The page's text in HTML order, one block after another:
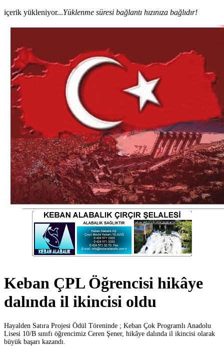
içerik yükleniyor...Yüklenme süresi bağlantı hızınıza bağlıdır!
Keban ÇPL Öğrencisi hikâye
dalında il ikincisi oldu
Hayalden Satıra Projesi Ödül Töreninde ; Keban Çok Programlı Anadolu
Lisesi 10/B sınıfı öğrencimiz Ceren Şener, hikâye dalında il ikincisi olarak
büyük başarı kazandı.